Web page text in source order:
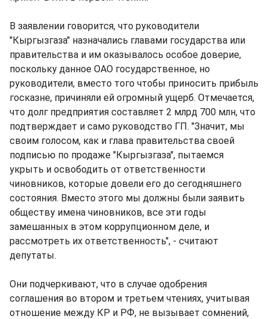
В заявлении говорится, что руководители
"Кыргызгаза" назначались главами государства или
правительства и им оказывалось особое доверие,
поскольку данное ОАО государственное, но
руководители, вместо того чтобы приносить прибыль
госказне, причиняли ей огромный ущерб. Отмечается,
что долг предприятия составляет 2 млрд 700 млн, что
подтверждает и само руководство ГП. "Значит, мы
своим голосом, как и глава правительства своей
подписью по продаже "Кыргызгаза", пытаемся
укрыть и освободить от ответственности
чиновников, которые довели его до сегодняшнего
состояния. Вместо этого мы должны были заявить
обществу имена чиновников, все эти годы
замешанных в этом коррупционном деле, и
рассмотреть их ответственность", - считают
депутаты.
Они подчеркивают, что в случае одобрения
соглашения во втором и третьем чтениях, учитывая
отношение между КР и РФ, не вызывает сомнений,